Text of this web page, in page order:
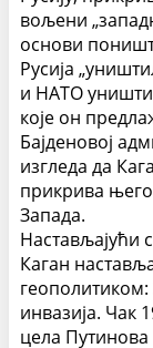
вољени
основи
Русија
и НАТО
које он
Бајденовој
изгледа да
прикрива
Запада.
Настављајући
Каган
геополитиком:
инвазија. Чак
цела